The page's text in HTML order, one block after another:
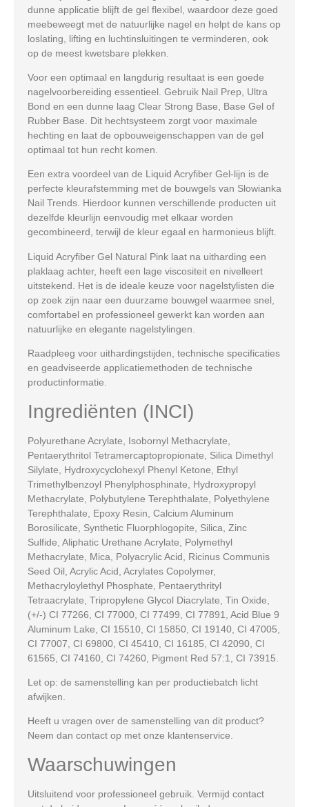
dunne applicatie blijft de gel flexibel, waardoor deze goed
meebeweegt met de natuurlijke nagel en helpt de kans op
loslating, lifting en luchtinsluitingen te verminderen, ook
op de meest kwetsbare plekken.
Voor een optimaal en langdurig resultaat is een goede
nagelvoorbereiding essentieel. Gebruik Nail Prep
Ultra
Bond en een dunne laag Clear Strong Base Base Gel of
Rubber Base . Dit hechtsysteem zorgt voor maximale
hechting en laat de opbouweigenschappen van de gel
optimaal tot hun recht komen.
Een extra voordeel van de Liquid Acryfiber Gel-lijn is de
perfecte kleurafstemming met de bouwgels van Slowianka
Nail Trends. Hierdoor kunnen verschillende producten uit
dezelfde kleurlijn eenvoudig met elkaar worden
gecombineerd, terwijl de kleur egaal en harmonieus blijft.
Liquid Acryfiber Gel Natural Pink laat na uitharding een
plaklaag achter, heeft een lage viscositeit en nivelleert
uitstekend. Het is de ideale keuze voor nagelstylisten die
op zoek zijn naar een duurzame bouwgel waarmee snel,
comfortabel en professioneel gewerkt kan worden aan
natuurlijke en elegante nagelstylingen.
Raadpleeg voor uithardingstijden, technische specificaties
en geadviseerde applicatiemethoden de technische
productinformatie.
Ingrediënten (INCI)
Polyurethane Acrylate, Isobornyl Methacrylate,
Pentaerythritol Tetramercaptopropionate, Silica Dimethyl
Silylate, Hydroxycyclohexyl Phenyl Ketone, Ethyl
Trimethylbenzoyl Phenylphosphinate, Hydroxypropyl
Methacrylate, Polybutylene Terephthalate, Polyethylene
Terephthalate, Epoxy Resin, Calcium Aluminum
Borosilicate, Synthetic Fluorphlogopite, Silica, Zinc
Sulfide, Aliphatic Urethane Acrylate, Polymethyl
Methacrylate, Mica, Polyacrylic Acid, Ricinus Communis
Seed Oil, Acrylic Acid, Acrylates Copolymer,
Methacryloylethyl Phosphate, Pentaerythrityl
Tetraacrylate, Tripropylene Glycol Diacrylate, Tin Oxide,
(+/-) CI 77266, CI 77000, CI 77499, CI 77891, Acid Blue 9
Aluminum Lake, CI 15510, CI 15850, CI 19140, CI 47005,
CI 77007, CI 69800, CI 45410, CI 16185, CI 42090, CI
61565, CI 74160, CI 74260, Pigment Red 57:1, CI 73915.
Let op: de samenstelling kan per productiebatch licht
afwijken.
Heeft u vragen over de samenstelling van dit product?
Neem dan contact op met onze klantenservice.
Waarschuwingen
Uitsluitend voor professioneel gebruik. Vermijd contact